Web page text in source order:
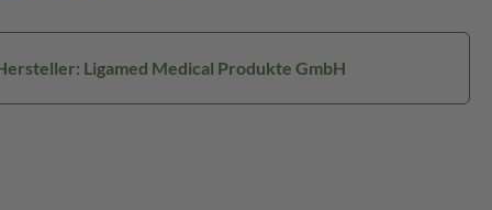
Ligamed Medical Produkte GmbH